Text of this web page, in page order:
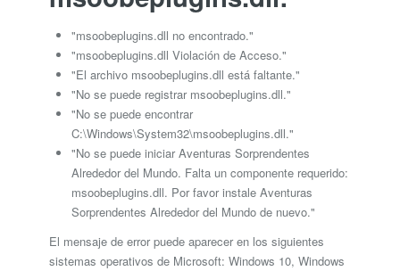
"msoobeplugins.dll no encontrado."
"msoobeplugins.dll Violación de Acceso."
"El archivo msoobeplugins.dll está faltante."
"No se puede registrar msoobeplugins.dll."
"No se puede encontrar
C:\Windows\System32\msoobeplugins.dll."
"No se puede iniciar Aventuras Sorprendentes
Alrededor del Mundo. Falta un componente requerido:
msoobeplugins.dll. Por favor instale Aventuras
Sorprendentes Alrededor del Mundo de nuevo."
El mensaje de error puede aparecer en los siguientes
sistemas operativos de Microsoft: Windows 10, Windows